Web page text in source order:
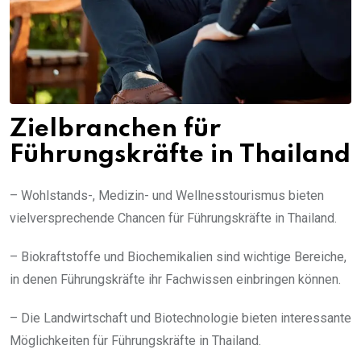
Zielbranchen für
Führungskräfte in Thailand
– Wohlstands-, Medizin- und Wellnesstourismus bieten
vielversprechende Chancen für Führungskräfte in Thailand.
– Biokraftstoffe und Biochemikalien sind wichtige Bereiche,
in denen Führungskräfte ihr Fachwissen einbringen können.
– Die Landwirtschaft und Biotechnologie bieten interessante
Möglichkeiten für Führungskräfte in Thailand.